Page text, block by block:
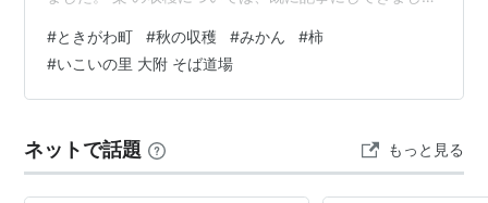
穫の秋－ - 出合いの風景 － 今年はイチジクの樹が蔓にや
られてしまって、実がつきませんでした。 その代わり柿
は、去年は全くできなかったのですが、今年は比較的よ
柿を取ってきては、夕食後に食べていました。今年の柿
は甘味が濃厚で美味しいのです…
#ときがわ町 #秋の収穫 #みかん #柿
#いこいの里 大附 そば道場
ネットで話題 もっと見る